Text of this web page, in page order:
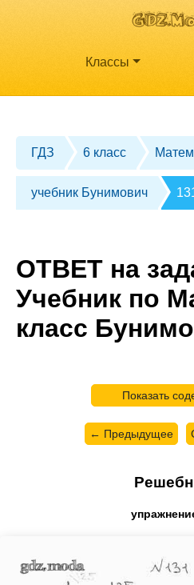
Классы
ГДЗ 6 класс
учебник Бунимович
ОТВЕТ на
Учебник по
класс
Показать
← Предыдущее